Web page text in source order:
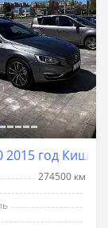
2015 год
274500 км